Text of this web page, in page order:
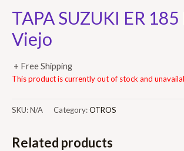
TAPA SUZUKI ER
Viejo
+ Free Shipping
This product is currently out of stock and
SKU:N/A Category:OTROS
Related products